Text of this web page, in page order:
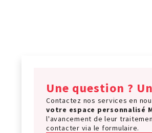
Une question ?
Contactez nos services en
votre espace personnalisé
l'avancement de leur
contacter via le formulaire.